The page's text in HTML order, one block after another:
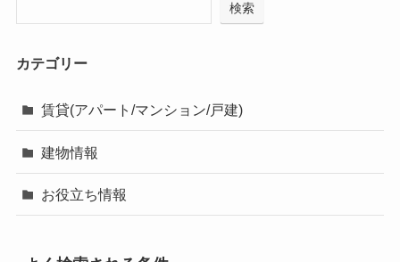
検索
カテゴリー
賃貸(アパート/マンション/戸建)
建物情報
お役立ち情報